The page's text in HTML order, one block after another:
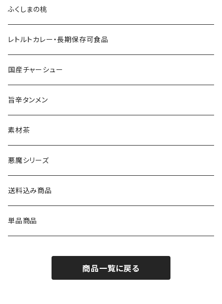
会津のうまいもの
ふくしまの桃
レトルトカレー・長期保存可食品
国産チャーシュー
旨辛タンメン
素材茶
悪魔シリーズ
送料込み商品
単品商品
商品一覧に戻る